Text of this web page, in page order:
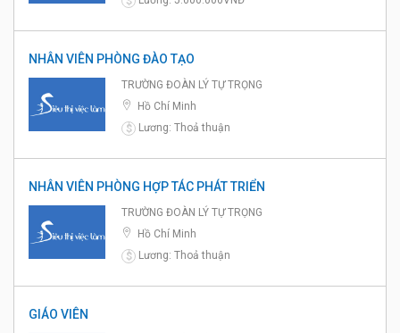
NHÂN VIÊN PHÒNG ĐÀO TẠO
TRƯỜNG ĐOÀN LÝ TỰ TRỌNG
Hồ Chí Minh
$
Lương: Thoả thuận
NHÂN VIÊN PHÒNG HỢP TÁC PHÁT TRIỂN
TRƯỜNG ĐOÀN LÝ TỰ TRỌNG
Hồ Chí Minh
$
Lương: Thoả thuận
GIÁO VIÊN